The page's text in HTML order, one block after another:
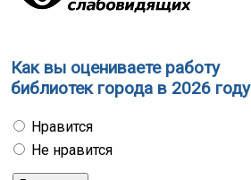
Как вы оцениваете работу
библиотек города в 2026 году
Нравится
Не нравится